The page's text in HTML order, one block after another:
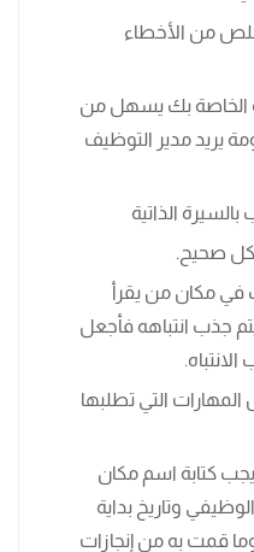
من الأخطاء
الخاصة بك يسهل من
يريد مدير التوظيف
الذاتية
صحيح.
مكان من يقرأ
جذب انتباهه فأجعل
التي تطلبها
يجب كتابة اسم مكان
وتاريخ بداية
قمت به من إنجازات